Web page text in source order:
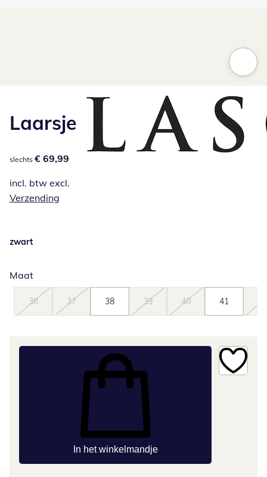
Laarsje
€ 69,99
slechts € 69,99
incl. btw excl.
Verzending
zwart
Maat
36 37 38 39 40 41
In het winkelmandje